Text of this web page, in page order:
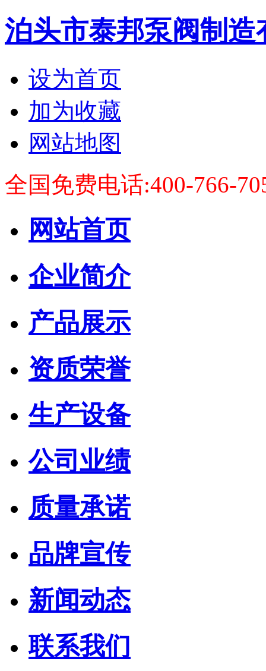
泊头市泰邦泵阀制造
设为首页
加为收藏
网站地图
全国免费电话:400-766-
网站首页
企业简介
产品展示
资质荣誉
生产设备
公司业绩
质量承诺
品牌宣传
新闻动态
联系我们